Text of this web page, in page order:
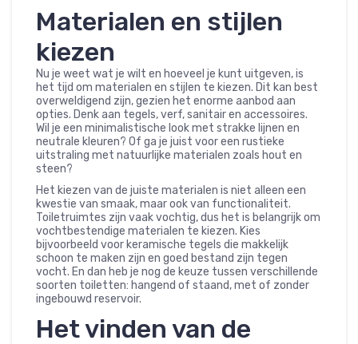
Materialen en stijlen
kiezen
Nu je weet wat je wilt en hoeveel je kunt uitgeven, is
het tijd om materialen en stijlen te kiezen. Dit kan best
overweldigend zijn, gezien het enorme aanbod aan
opties. Denk aan tegels, verf, sanitair en accessoires.
Wil je een minimalistische look met strakke lijnen en
neutrale kleuren? Of ga je juist voor een rustieke
uitstraling met natuurlijke materialen zoals hout en
steen?
Het kiezen van de juiste materialen is niet alleen een
kwestie van smaak, maar ook van functionaliteit.
Toiletruimtes zijn vaak vochtig, dus het is belangrijk om
vochtbestendige materialen te kiezen. Kies
bijvoorbeeld voor keramische tegels die makkelijk
schoon te maken zijn en goed bestand zijn tegen
vocht. En dan heb je nog de keuze tussen verschillende
soorten toiletten: hangend of staand, met of zonder
ingebouwd reservoir.
Het vinden van de